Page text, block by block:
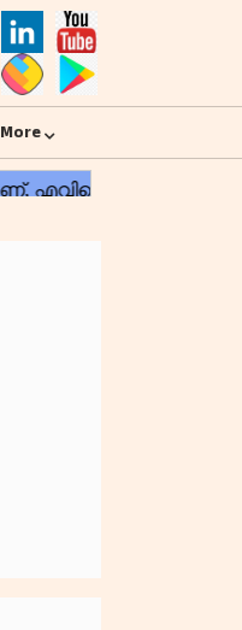
More